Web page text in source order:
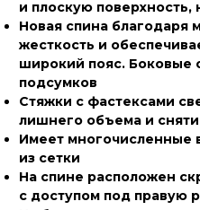
и плоскую
Новая спина благодаря
жесткость и
широкий пояс. Боковые
подсумков
Стяжки с фастексами
лишнего объема и
Имеет многочисленные
из сетки
На спине расположен
с доступом под правую